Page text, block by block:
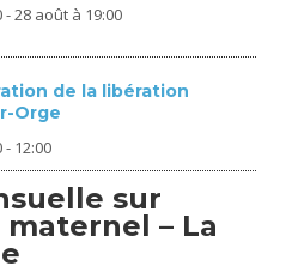
-28 août à 19:00
de la libération
Orge
- 12:00
sur
– La